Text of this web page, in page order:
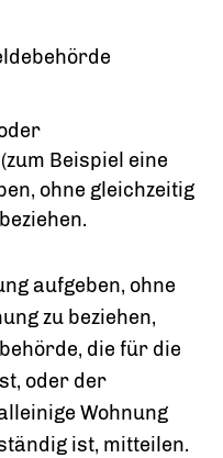
Beispiel eine
ohne gleichzeitig
aufgeben, ohne
zu beziehen,
die für die
oder der
Wohnung
ist, mitteilen.